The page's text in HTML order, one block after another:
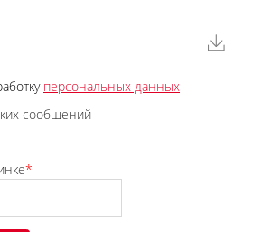
персональных данных
сообщений
*